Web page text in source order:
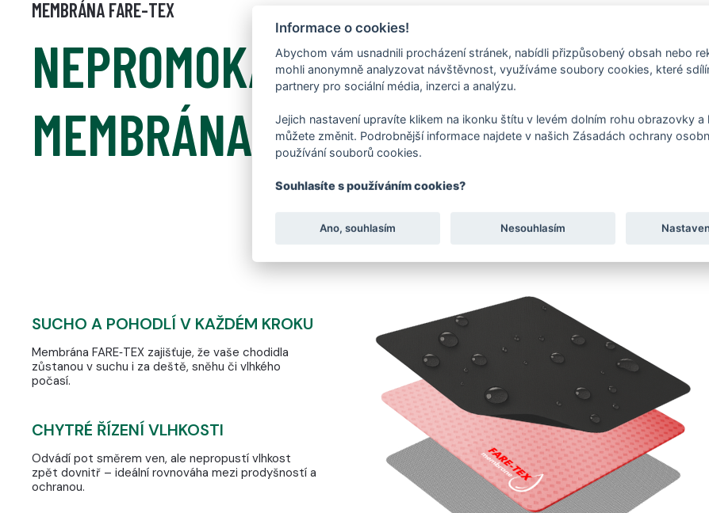
MEMBRÁNA FARE-TEX
NEPROMOKAVÁ
MEMBRÁNA FARE-TEX
SUCHO A POHODLÍ V KAŽDÉM KROKU
Membrána FARE‑TEX zajišťuje, že vaše chodidla
zůstanou v suchu i za deště, sněhu či vlhkého
počasí.
CHYTRÉ ŘÍZENÍ VLHKOSTI
Odvádí pot směrem ven, ale nepropustí vlhkost
zpět dovnitř – ideální rovnováha mezi prodyšností a
ochranou.
Informace o cookies!
Abychom vám usnadnili procházení stránek, nabídli přizpůsobený obsah nebo
mohli anonymně analyzovat návštěvnost, využíváme soubory cookies, které
partnery pro sociální média, inzerci a analýzu.
Jejich nastavení upravíte klikem na ikonku štítu v levém dolním rohu obrazovky a
můžete změnit. Podrobnější informace najdete v našich Zásadách ochrany
používání souborů cookies.
Souhlasíte s používáním cookies?
Ano, souhlasím Nesouhlasím